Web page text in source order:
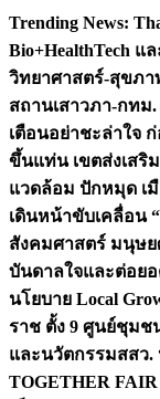
Skip
content
Trending News:
Bio+HealthTech แ
วิทยาศาสตร์-สุขภา
สถานเสาวภา-กทม
เตือนอย่าชะล่าใจ
ขึ้นแท่น เขตส่งเสริ
แวดล้อม ปักหมุด เ
เดินหน้าขับเคลื่อน
สังคมศาสตร์ มนุษย
บันดาลใจและต่อย
นโยบาย Local
ราช ตั้ง 9 ศูนย์ชุมช
และนวัตกรรมสสว.
TOGETHER